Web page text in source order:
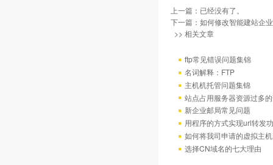
上一篇：已经没有了。
下一篇： 如何修改智能建站企
>> 相关文章
ftp常见错误问题集锦
名词解释：FTP
主机机托管问题集锦
站点占用服务器资源过多
新企业邮局常见问题
用程序的方式实现url转发
如何将我司申请的虚拟主
选择CN域名的七大理由